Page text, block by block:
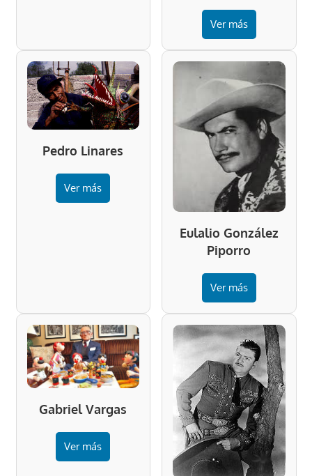
Ver más
Pedro Linares
Ver más
Eulalio González
Piporro
Ver más
Gabriel Vargas
Ver más